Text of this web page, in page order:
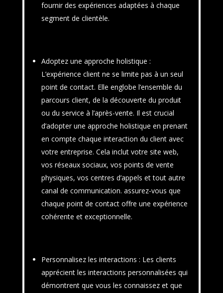
fournir des expériences adaptées à chaque
segment de clientèle.
Adoptez une approche holistique :
L’expérience client ne se limite pas à un seul
point de contact. Elle englobe l’ensemble du
parcours client, de la découverte du produit
ou du service à l’après-vente. Il est crucial
d’adopter une approche holistique en prenant
en compte chaque interaction du client avec
votre entreprise. Cela inclut votre site web,
vos réseaux sociaux, vos points de vente
physiques, vos centres d’appels et tout autre
canal de communication. assurez-vous que
chaque point de contact offre une expérience
cohérente et exceptionnelle.
Personnalisez les interactions : Les clients
apprécient les interactions personnalisées qui
démontrent que vous les connaissez et que